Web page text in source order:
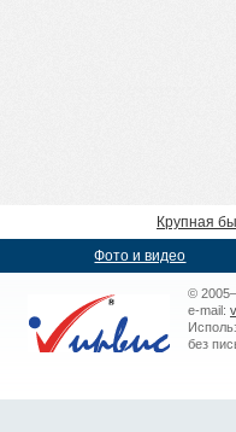
Крупная
Фото и видео
©
e-mail:
без